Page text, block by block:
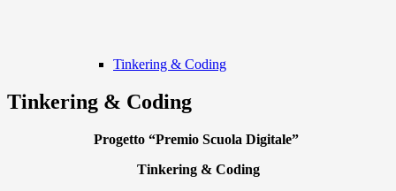
Tinkering & Coding
Tinkering & Coding
Progetto “Premio Scuola Digitale”
Tinkering & Coding